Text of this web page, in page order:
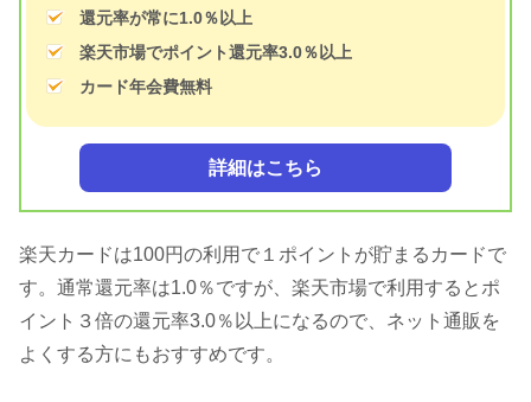
還元率が常に1.0％以上
楽天市場でポイント還元率3.0％以上
カード年会費無料
詳細はこちら
楽天カードは100円の利用で１ポイントが貯まるカードで
す。通常還元率は1.0％ですが、楽天市場で利用するとポ
イント３倍の還元率3.0％以上になるので、ネット通販を
よくする方にもおすすめです。